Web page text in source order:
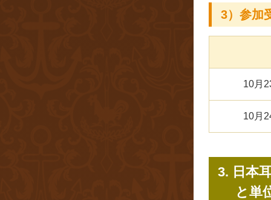
3）参加
10月
10月
3. 日本
と単